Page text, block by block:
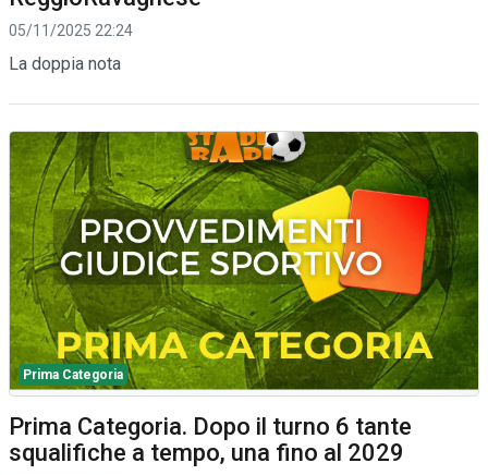
05/11/2025 22:24
La doppia nota
Prima Categoria
Prima Categoria. Dopo il turno 6 tante
squalifiche a tempo, una fino al 2029